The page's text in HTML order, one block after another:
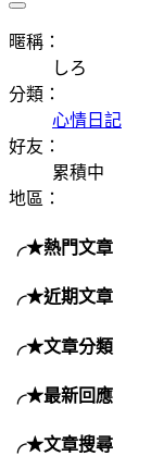
暱稱：
しろ
分類：
心情日記
好友：
累積中
地區：
╭★熱門文章
╭★近期文章
╭★文章分類
╭★最新回應
╭★文章搜尋